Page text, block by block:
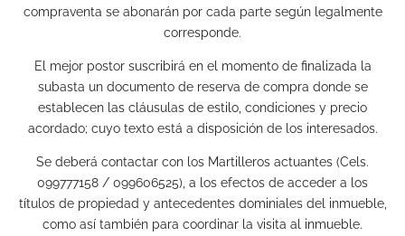
compraventa se abonarán por cada parte según legalmente
corresponde.
El mejor postor suscribirá en el momento de finalizada la
subasta un documento de reserva de compra donde se
establecen las cláusulas de estilo, condiciones y precio
acordado; cuyo texto está a disposición de los interesados.
Se deberá contactar con los Martilleros actuantes (Cels.
099777158 / 099606525), a los efectos de acceder a los
títulos de propiedad y antecedentes dominiales del inmueble,
como así también para coordinar la visita al inmueble.